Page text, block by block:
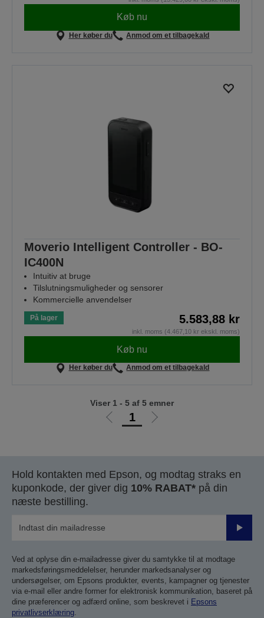
Køb nu
Her køber du Anmod om et tilbagekald
Moverio Intelligent Controller - BO-
IC400N
Intuitiv at bruge
Tilslutningsmuligheder og sensorer
Kommercielle anvendelser
På lager 5.583,88 kr
inkl. moms (4.467,10 kr ekskl. moms)
Køb nu
Her køber du Anmod om et tilbagekald
Gå
1
Gå
Viser 1 - 5 af 5 emner
Hold kontakten med Epson, og modtag straks en
kuponkode, der giver dig 10% RABAT* på din
næste bestilling.
Send
Ved at oplyse din e-mailadresse giver du samtykke til at modtage
markedsføringsmeddelelser, herunder markedsanalyser og
undersøgelser, om Epsons produkter, events, kampagner og tjenester
via e-mail eller andre former for elektronisk kommunikation, baseret på
dine præferencer og adfærd online, som beskrevet i Epsons
privatlivserklæring.